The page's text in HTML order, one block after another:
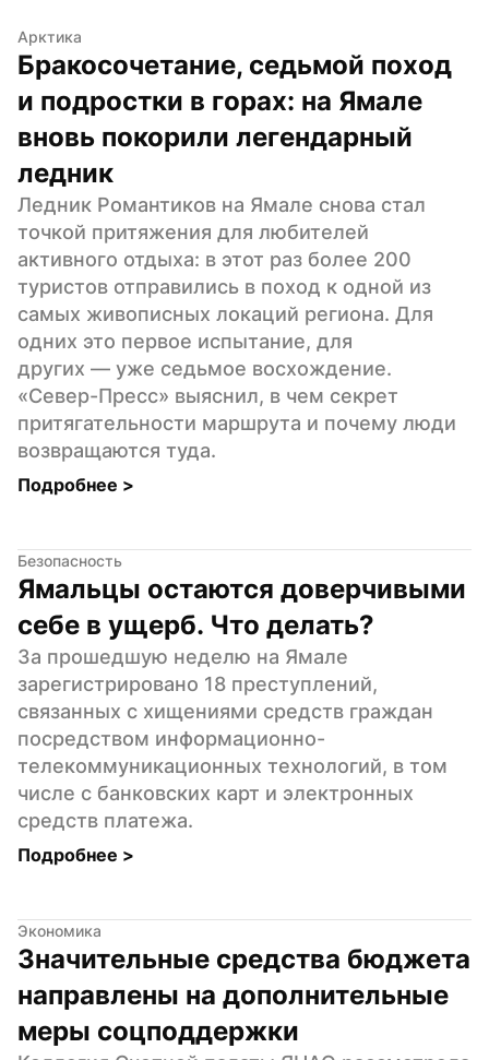
Арктика
Бракосочетание, седьмой поход
и подростки в горах: на Ямале
вновь покорили легендарный
ледник
Ледник Романтиков на Ямале снова стал
точкой притяжения для любителей
активного отдыха: в этот раз более 200
туристов отправились в поход к одной из
самых живописных локаций региона. Для
одних это первое испытание, для
других — уже седьмое восхождение.
«Север-Пресс» выяснил, в чем секрет
притягательности маршрута и почему люди
возвращаются туда.
Подробнее >
Безопасность
Ямальцы остаются доверчивыми
себе в ущерб. Что делать?
За прошедшую неделю на Ямале
зарегистрировано 18 преступлений,
связанных с хищениями средств граждан
посредством информационно-
телекоммуникационных технологий, в том
числе с банковских карт и электронных
средств платежа.
Подробнее >
Экономика
Значительные средства бюджета
направлены на дополнительные
меры соцподдержки